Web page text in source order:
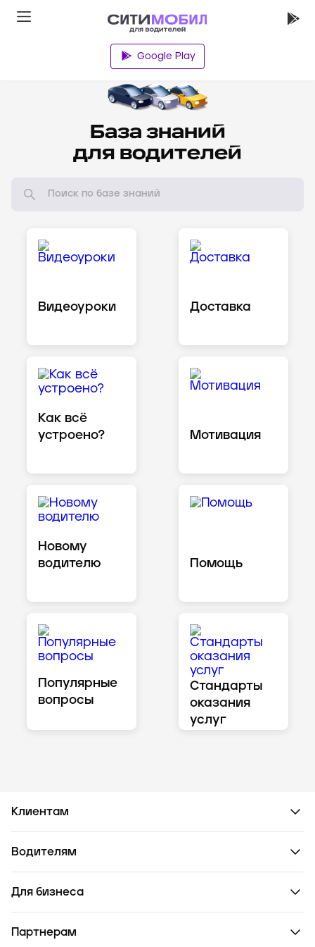
Google Play
База знаний
для водителей
Видеоуроки Доставка
Как всё
устроено?
Мотивация
Новому
водителю
Помощь
Популярные
вопросы
Стандарты
оказания
услуг
Клиентам
Водителям
Для бизнеса
Партнерам